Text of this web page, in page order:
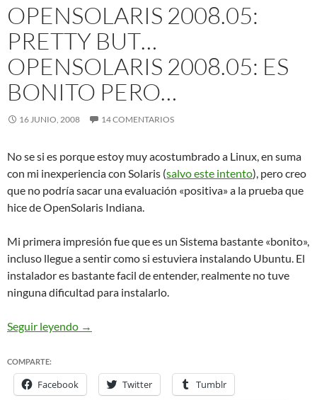
OPENSOLARIS 2008.05:
PRETTY BUT…
OPENSOLARIS 2008.05: ES
BONITO PERO…
16 JUNIO, 2008 14 COMENTARIOS
No se si es porque estoy muy acostumbrado a Linux, en suma
con mi inexperiencia con Solaris (salvo este intento), pero creo
que no podría sacar una evaluación «positiva» a la prueba que
hice de OpenSolaris Indiana.
Mi primera impresión fue que es un Sistema bastante «bonito»,
incluso llegue a sentir como si estuviera instalando Ubuntu. El
instalador es bastante facil de entender, realmente no tuve
ninguna dificultad para instalarlo.
Seguir leyendo OpenSolaris 2008.05: pretty but…
→
COMPARTE:
Facebook Twitter Tumblr